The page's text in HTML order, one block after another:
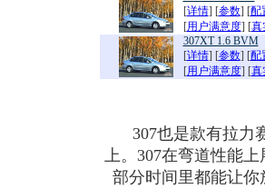
[详情] [参数] [配
[用户满意度] [真
307XT 1.6 BVM
[详情] [参数] [配
[用户满意度] [真
307也是款有拉力赛
上。307在弯道性能
部分时间里都能让